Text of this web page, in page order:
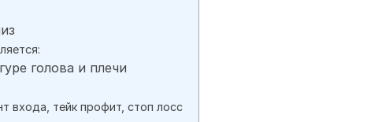
голова и плечи
входа, тейк профит, стоп лосс